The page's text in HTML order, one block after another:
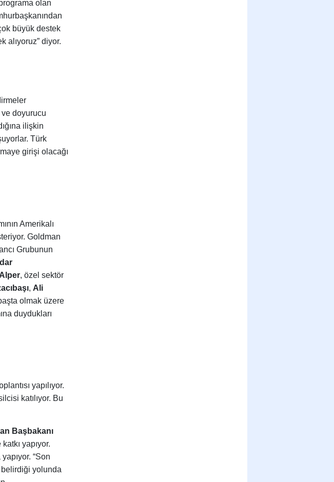
programa olan
büyük destek
alıyoruz” diyor.
ve doyurucu
ilişkin
Türk
girişi olacağı
Amerikalı
Goldman
Grubunun
Alper, özel sektör
, Ali
olmak üzere
duydukları
yapılıyor.
katılıyor. Bu
Başbakanı
yapıyor.
“Son
yolunda